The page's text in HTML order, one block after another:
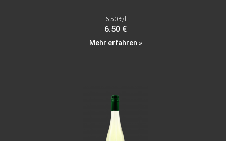
6.50 €/l
6.50 €
Mehr erfahren »